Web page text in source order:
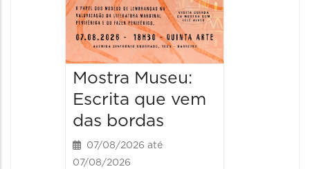
Mostra Museu:
Escrita que vem
das bordas
07/08/2026 até
07/08/2026